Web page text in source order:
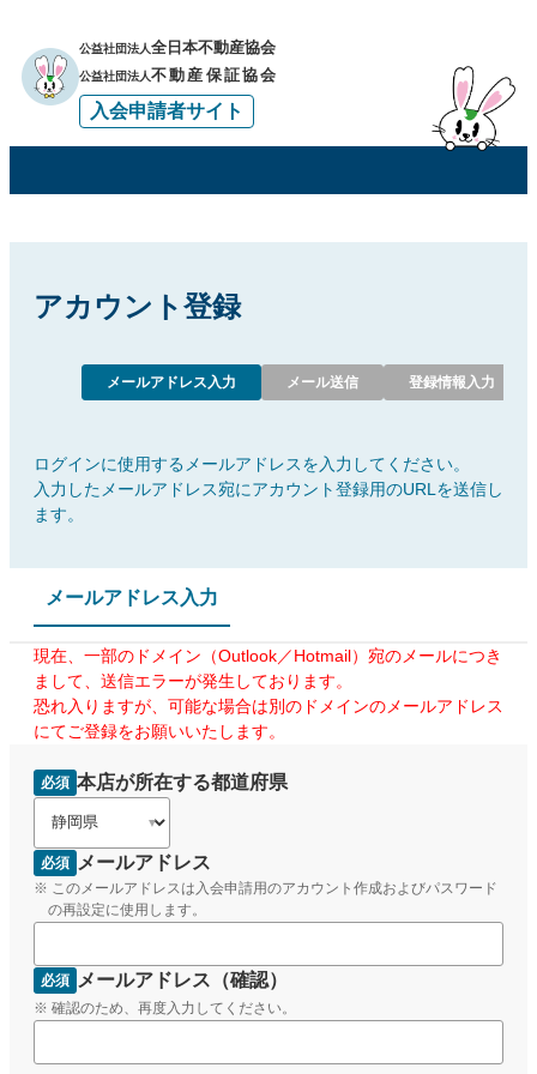
公益社団法人全日本不動産協会
公益社団法人不動産保証協会
入会申請者サイト
アカウント登録
メールアドレス入力 メール送信 登録情報入力
ログインに使用するメールアドレスを入力してください。
入力したメールアドレス宛にアカウント登録用のURLを送信し
ます。
メールアドレス入力
現在、一部のドメイン（Outlook／Hotmail）宛のメールにつき
まして、送信エラーが発生しております。
恐れ入りますが、可能な場合は別のドメインのメールアドレス
にてご登録をお願いいたします。
本店が所在する都道府県
メールアドレス
このメールアドレスは入会申請用のアカウント作成およびパスワード
の再設定に使用します。
メールアドレス（確認）
確認のため、再度入力してください。